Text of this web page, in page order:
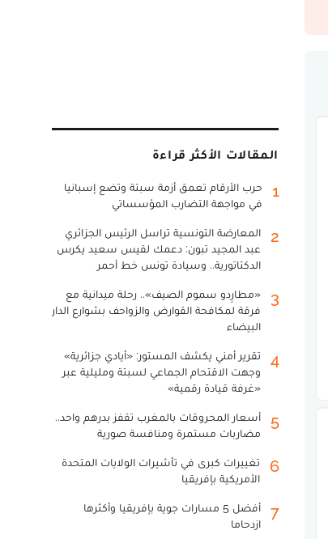
المقالات الأكثر قراءة
1
حرب الأرقام تعمق أزمة سبتة وتضع إسبانيا
في مواجهة التضارب المؤسساتي
2
المعارضة التونسية تراسل الرئيس الجزائري
عبد المجيد تبون: دعمك لقيس سعيد يكرس
الدكتاتورية.. وسيادة تونس خط أحمر
3
«مطارِدو سموم الصيف».. رحلة ميدانية مع
فرقة لمكافحة القوارض والزواحف بشوارع الدار
البيضاء
4
تقرير أمني يكشف المستور: «أيادي جزائرية»
وجهت الاقتحام الجماعي لسبتة ومليلية عبر
«غرفة قيادة رقمية»
5
أسعار المحروقات بالمغرب تقفز بدرهم واحد..
مضاربات مستمرة ومنافسة صورية
6
تغييرات كبرى في تأشيرات الولايات المتحدة
الأمريكية بإفريقيا
7
أفضل 5 مسارات جوية بإفريقيا وأكثرها
ازدحاما